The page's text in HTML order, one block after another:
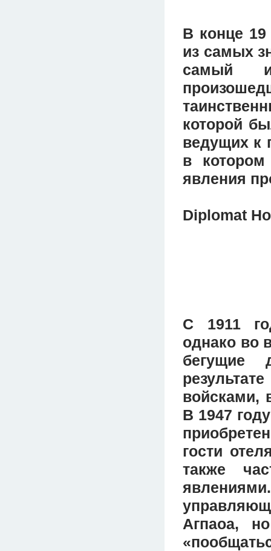
В конце
из самых
самый
которой
ведущих к
в котором
явления
Diplomat
С 1911
однако во
бегущие
войсками,
В 1947
гости
также
Агпаоа,